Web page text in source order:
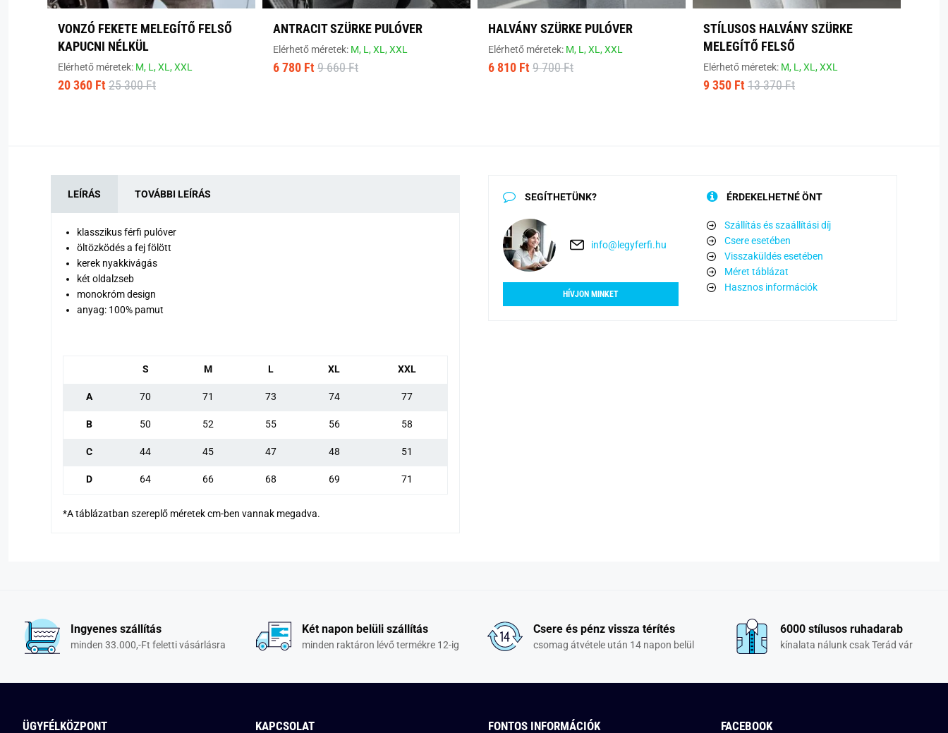
VONZÓ FEKETE MELEGÍTŐ FELSŐ
KAPUCNI NÉLKÜL
Elérhető méretek: M, L,XL,XXL
20 360 Ft 25 300 Ft
ANTRACIT SZÜRKE PULÓVER
Elérhető méretek: M, L,XL,XXL
6 780 Ft 9 660 Ft
HALVÁNY SZÜRKE PULÓVER
Elérhető méretek: M, L,XL,XXL
6 810 Ft 9 700 Ft
STÍLUSOS HALVÁNY SZÜRKE
MELEGÍTŐ FELSŐ
Elérhető méretek: M, L,XL,XXL
9 350 Ft 13 370 Ft
LEÍRÁS TOVÁBBI LEÍRÁS
klasszikus férfi pulóver
öltözködés a fej fölött
kerek nyakkivágás
két oldalzseb
monokróm design
anyag: 100% pamut
S M L XL XXL
A 70 71 73 74 77
B 50 52 55 56 58
C 44 45 47 48 51
D 64 66 68 69 71
*A táblázatban szereplő méretek cm-ben vannak megadva.
SEGÍTHETÜNK?
info@legyferfi.hu
HÍVJON MINKET
ÉRDEKELHETNÉ ÖNT
Szállítás és szaállítási díj
Csere esetében
Visszaküldés esetében
Méret táblázat
Hasznos információk
Ingyenes szállítás
minden 33.000,-Ft feletti vásárlásra
Két napon belüli szállítás
minden raktáron lévő termékre 12-ig
Csere és pénz vissza térítés
csomag átvétele után 14 napon belül
6000 stílusos ruhadarab
kínalata nálunk csak Terád vár
ÜGYFÉLKÖZPONT KAPCSOLAT FONTOS INFORMÁCIÓK FACEBOOK